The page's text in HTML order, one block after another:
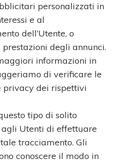
personalizzati in
e al
dell’Utente, o
degli annunci.
informazioni in
di verificare le
privacy dei rispettivi
tipo di solito
agli Utenti di effettuare
tracciamento. Gli
conoscere il modo in